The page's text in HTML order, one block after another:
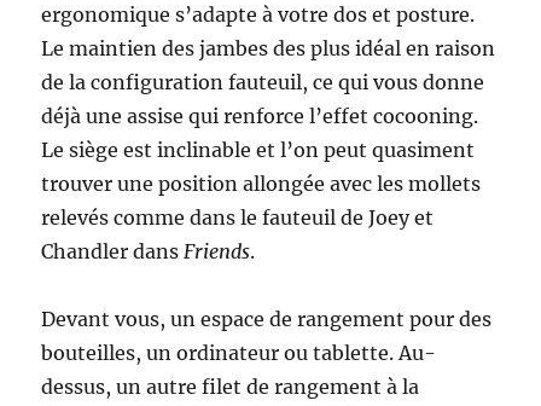
ergonomique s’adapte à votre dos et posture.
Le maintien des jambes des plus idéal en raison
de la configuration fauteuil, ce qui vous donne
déjà une assise qui renforce l’effet cocooning.
Le siège est inclinable et l’on peut quasiment
trouver une position allongée avec les mollets
relevés comme dans le fauteuil de Joey et
Chandler dans Friends.
Devant vous, un espace de rangement pour des
bouteilles, un ordinateur ou tablette. Au-
dessus, un autre filet de rangement à la